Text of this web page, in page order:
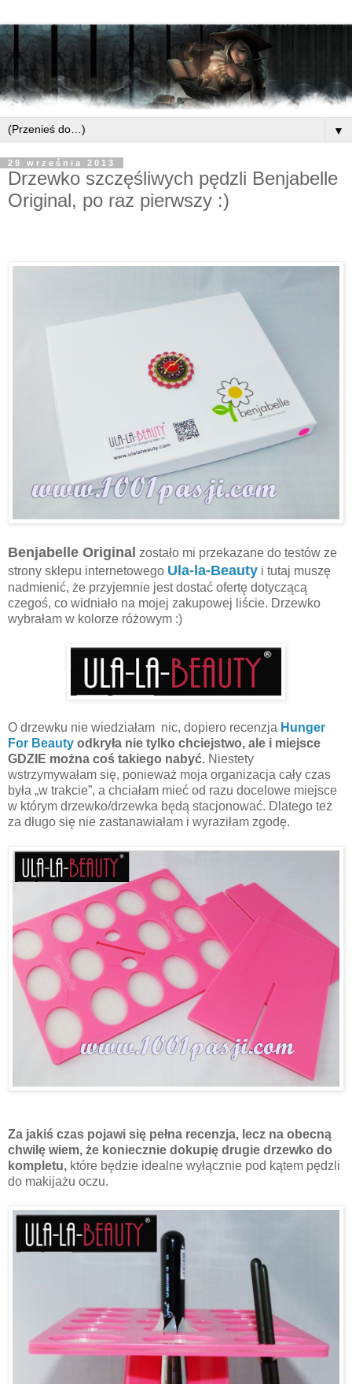
▼
29 września 2013
Drzewko szczęśliwych pędzli Benjabelle
Original, po raz pierwszy :)
Benjabelle Original zostało mi przekazane do testów ze
strony sklepu internetowego Ula-la-Beauty i tutaj muszę
nadmienić, że przyjemnie jest dostać ofertę dotyczącą
czegoś, co widniało na mojej zakupowej liście. Drzewko
wybrałam w kolorze różowym :)
O drzewku nie wiedziałam nic, dopiero recenzja Hunger
For Beauty odkryła nie tylko chciejstwo, ale i miejsce
GDZIE można coś takiego nabyć. Niestety
wstrzymywałam się, ponieważ moja organizacja cały czas
była „w trakcie”, a chciałam mieć od razu docelowe miejsce
w którym drzewko/drzewka będą stacjonować. Dlatego też
za długo się nie zastanawiałam i wyraziłam zgodę.
Za jakiś czas pojawi się pełna recenzja, lecz na obecną
chwilę wiem, że koniecznie dokupię drugie drzewko do
kompletu, które będzie idealne wyłącznie pod kątem pędzli
do makijażu oczu.